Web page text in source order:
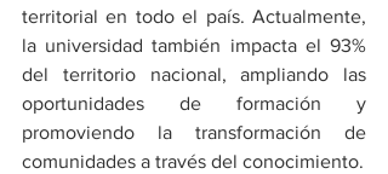
territorial en todo el país. Actualmente,
la universidad también impacta el 93%
del territorio nacional, ampliando las
oportunidades de formación y
promoviendo la transformación de
comunidades a través del conocimiento.